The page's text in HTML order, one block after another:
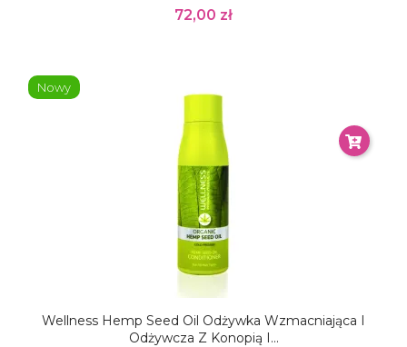
72,00 zł
Wellness Hemp Seed Oil Odżywka Wzmacniająca I
Odżywcza Z Konopią I...
Nowy